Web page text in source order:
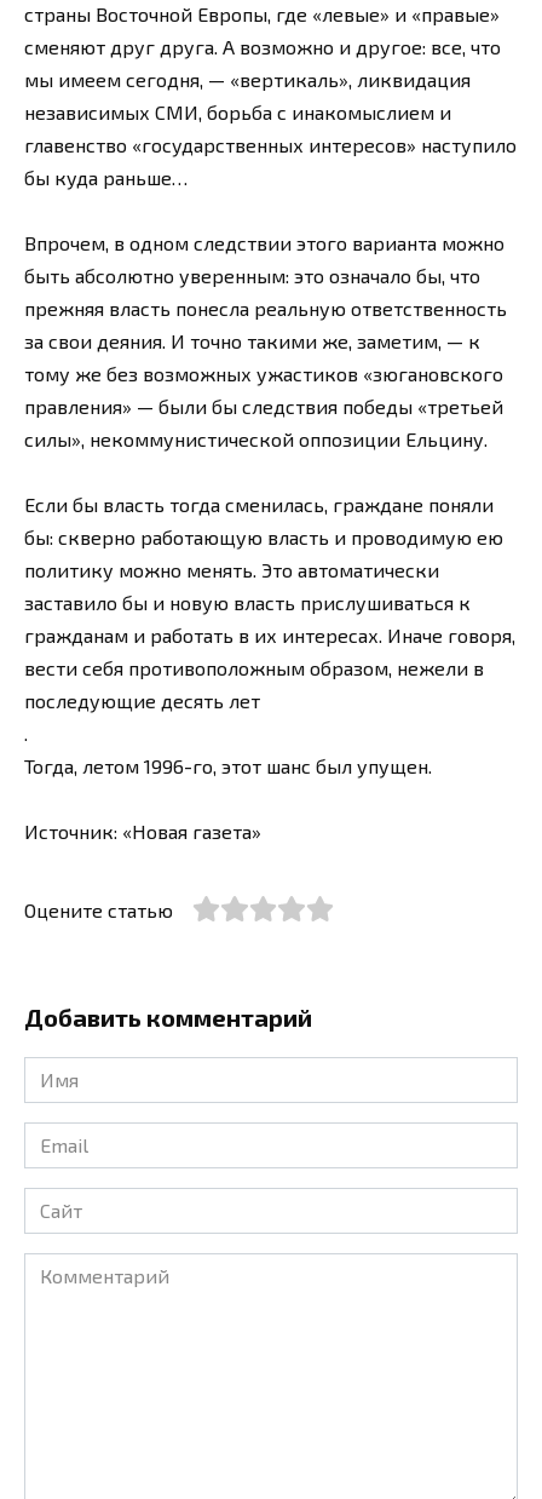
страны Восточной Европы, где «левые» и «правые»
сменяют друг друга. А возможно и другое: все, что
мы имеем сегодня, — «вертикаль», ликвидация
независимых СМИ, борьба с инакомыслием и
главенство «государственных интересов» наступило
бы куда раньше…
Впрочем, в одном следствии этого варианта можно
быть абсолютно уверенным: это означало бы, что
прежняя власть понесла реальную ответственность
за свои деяния. И точно такими же, заметим, — к
тому же без возможных ужастиков «зюгановского
правления» — были бы следствия победы «третьей
силы», некоммунистической оппозиции Ельцину.
Если бы власть тогда сменилась, граждане поняли
бы: скверно работающую власть и проводимую ею
политику можно менять. Это автоматически
заставило бы и новую власть прислушиваться к
гражданам и работать в их интересах. Иначе говоря,
вести себя противоположным образом, нежели в
последующие десять лет
.
Тогда, летом 1996-го, этот шанс был упущен.
Источник: «Новая газета»
Оцените статью
Добавить комментарий
Имя
*
Email
*
Сайт
Комментарий